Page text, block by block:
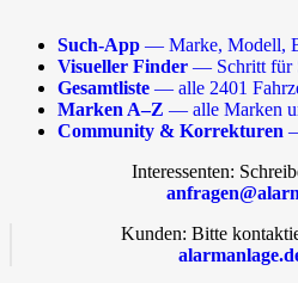
Such-App — Marke, Modell,
Visueller Finder — Schritt für
Gesamtliste — alle 2401
Marken A–Z — alle Marken
Community & Korrekturen
Interessenten:
Kunden: Bitte